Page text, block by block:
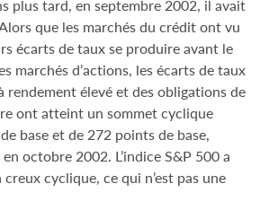
plus tard, en septembre 2002, il avait
que les marchés du crédit ont vu
écarts de taux se produire avant le
marchés d’actions, les écarts de taux
rendement élevé et des obligations de
ont atteint un sommet cyclique
base et de 272 points de base,
octobre 2002. L’indice S&P 500 a
cyclique, ce qui n’est pas une